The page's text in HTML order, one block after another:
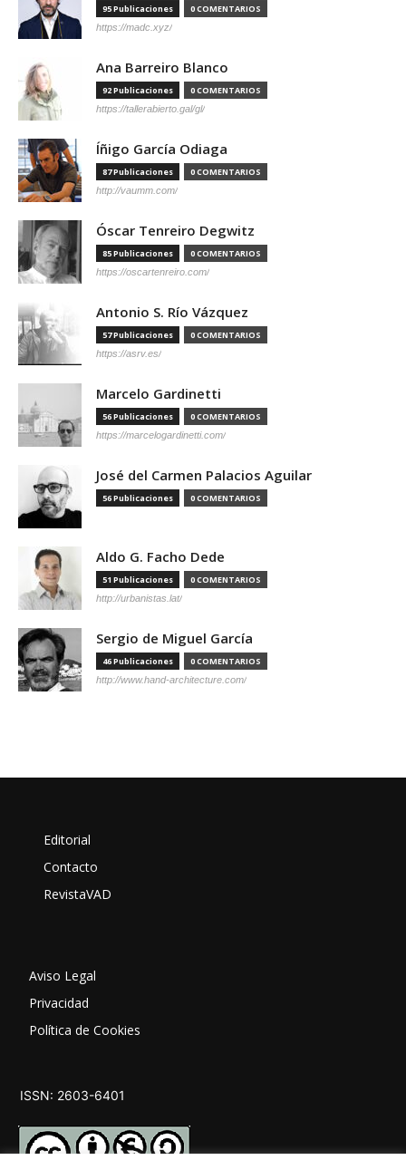
95 Publicaciones 0 COMENTARIOS
https://madc.xyz/
Ana Barreiro Blanco
92 Publicaciones 0 COMENTARIOS
https://tallerabierto.gal/gl/
Íñigo García Odiaga
87 Publicaciones 0 COMENTARIOS
http://vaumm.com/
Óscar Tenreiro Degwitz
85 Publicaciones 0 COMENTARIOS
https://oscartenreiro.com/
Antonio S. Río Vázquez
57 Publicaciones 0 COMENTARIOS
https://asrv.es/
Marcelo Gardinetti
56 Publicaciones 0 COMENTARIOS
https://marcelogardinetti.com/
José del Carmen Palacios Aguilar
56 Publicaciones 0 COMENTARIOS
Aldo G. Facho Dede
51 Publicaciones 0 COMENTARIOS
http://urbanistas.lat/
Sergio de Miguel García
46 Publicaciones 0 COMENTARIOS
http://www.hand-architecture.com/
Editorial
Contacto
RevistaVAD
Aviso Legal
Privacidad
Política de Cookies
ISSN: 2603-6401